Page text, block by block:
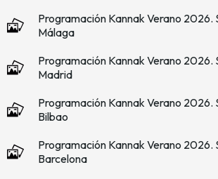
Programación Kannak Verano 2026.
Málaga
Programación Kannak Verano 2026.
Madrid
Programación Kannak Verano 2026.
Bilbao
Programación Kannak Verano 2026.
Barcelona